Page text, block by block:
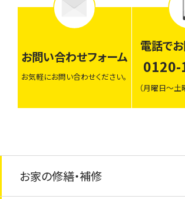
お問い合わせフォーム
お気軽にお問い合わせください。
電話で
（月曜日〜土
お家の修繕・補修